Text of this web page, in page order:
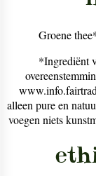
Groene
*Ingrediënt
alleen pure en
voegen niets